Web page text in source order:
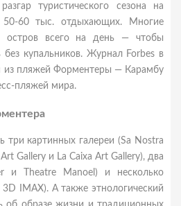
туристического сезона на
50-60 тыс. отдыхающих. Многие
остров всего на день — чтобы
без купальников. Журнал Forbes в
из пляжей Форментеры — Карамбу
пляжей мира.
три картинных галереи (Sa Nostra
Gallery и La Caixa Art Gallery), два
и Theatre Manoel) и несколько
IMAX). А также этнологический